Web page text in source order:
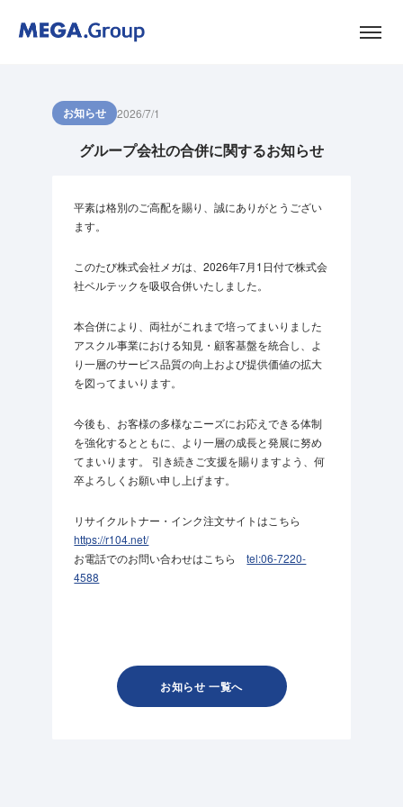
お知らせ 2026/7/1
グループ会社の合併に関するお知らせ
平素は格別のご高配を賜り、誠にありがとうござい
ます。
このたび株式会社メガは、2026年7月1日付で株式会
社ベルテックを吸収合併いたしました。
本合併により、両社がこれまで培ってまいりました
アスクル事業における知見・顧客基盤を統合し、よ
り一層のサービス品質の向上および提供価値の拡大
を図ってまいります。
今後も、お客様の多様なニーズにお応えできる体制
を強化するとともに、より一層の成長と発展に努め
てまいります。 引き続きご支援を賜りますよう、何
卒よろしくお願い申し上げます。
リサイクルトナー・インク注文サイトはこちら
https://r104.net/
お電話でのお問い合わせはこちらtel:06-7220-
4588
お知らせ 一覧へ